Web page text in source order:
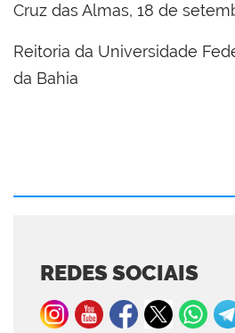
Cruz das Almas, 18 de
Reitoria da Universidade
da Bahia
REDES SOCIAIS